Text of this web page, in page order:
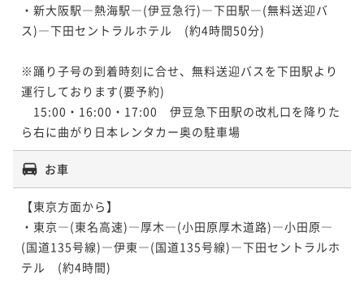
・新大阪駅―熱海駅―(伊豆急行)―下田駅―(無料送迎バ
ス)―下田セントラルホテル　(約4時間50分)
※踊り子号の到着時刻に合せ、無料送迎バスを下田駅より
運行しております(要予約)
15:00・16:00・17:00　伊豆急下田駅の改札口を降りた
ら右に曲がり日本レンタカー奥の駐車場
お車
【東京方面から】
・東京―(東名高速)―厚木―(小田原厚木道路)―小田原―
(国道135号線)―伊東―(国道135号線)―下田セントラルホ
テル　(約4時間)